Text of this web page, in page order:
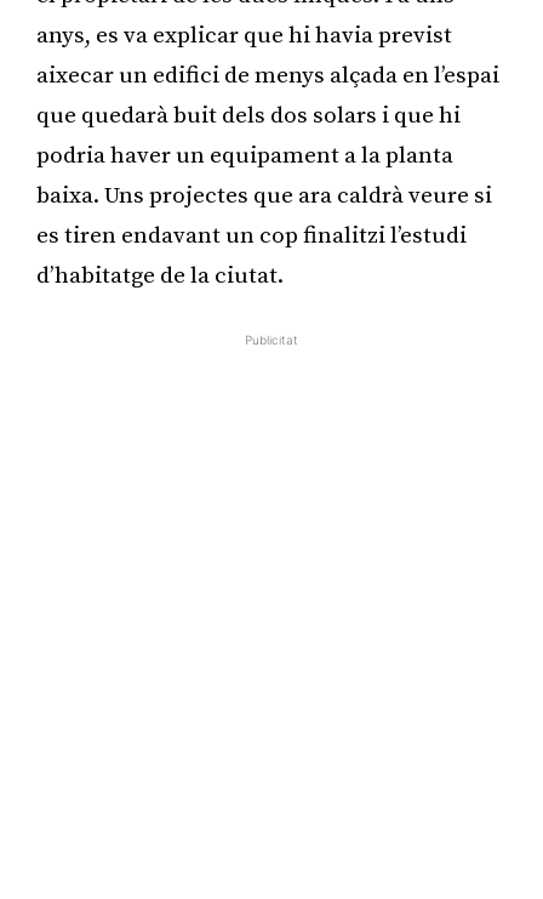
anys, es va explicar que hi havia previst
aixecar un edifici de menys alçada en l’espai
que quedarà buit dels dos solars i que hi
podria haver un equipament a la planta
baixa. Uns projectes que ara caldrà veure si
es tiren endavant un cop finalitzi l’estudi
d’habitatge de la ciutat.
Publicitat